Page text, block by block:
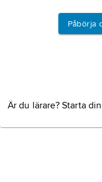
Påbörja
Är du lärare? Starta